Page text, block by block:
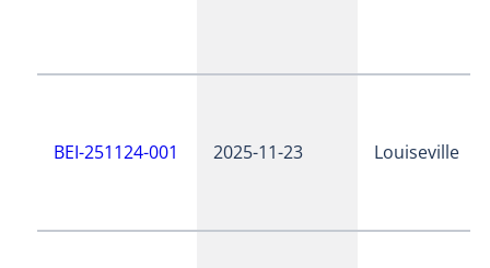
BEI-251124-001 2025-11-23 Louiseville